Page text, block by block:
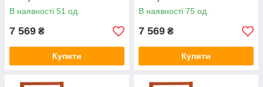
QT0133M425M08381CRM
В наявності 51 од.
7 569 ₴
Купити
QT0133M425M08V1091MB
В наявності 75 од.
7 569 ₴
Купити